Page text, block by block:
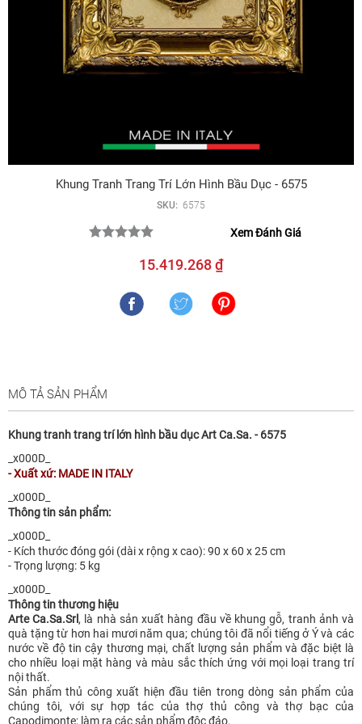
Khung Tranh Trang Trí Lớn Hình Bầu Dục - 6575
SKU: 6575
Xem Đánh Giá
15.419.268 ₫
MÔ TẢ SẢN PHẨM
Khung tranh trang trí lớn hình bầu dục Art Ca.Sa. - 6575
_x000D_
- Xuất xứ: MADE IN ITALY
_x000D_
Thông tin sản phẩm:
_x000D_
- Kích thước đóng gói (dài x rộng x cao): 90 x 60 x 25 cm
- Trọng lượng: 5 kg
_x000D_
Thông tin thương hiệu
Arte Ca.Sa.Srl , là nhà sản xuất hàng đầu về khung gỗ, tranh ảnh và
quà tặng từ hơn hai mươi năm qua; chúng tôi đã nổi tiếng ở Ý và các
nước về độ tin cậy thương mại, chất lượng sản phẩm và đặc biệt là
cho nhiều loại mặt hàng và màu sắc thích ứng với mọi loại trang trí
nội thất.
Sản phẩm thủ công xuất hiện đầu tiên trong dòng sản phẩm của
chúng tôi, với sự hợp tác của thợ thủ công và thợ bạc của
Capodimonte; làm ra các sản phẩm độc đáo.